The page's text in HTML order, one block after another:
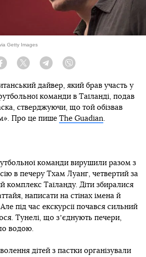
Getty Images
Facebook Twitter Telegram
дайвер, який брав участь у
команди в Таїланді, подав
стверджуючи, що той обізвав
Про це пише The Guadian
команди вирушили разом з
в печеру Тхам Луанг, четвертий за
комплекс Таїланду. Діти збиралися
написати на стінах імена й
під час екскурсії почався сильний
Тунелі, що зʼєднують печери,
водою.
дітей з пастки організували